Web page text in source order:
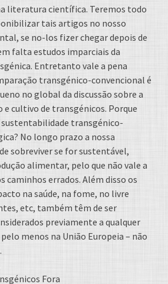
literatura científica. Teremos todo
tais artigos no nosso
se no-los fizer chegar depois de
falta estudos imparciais da
Entretanto vale a pena
transgénico-convencional é
no global da discussão sobre a
e cultivo de transgénicos. Porque
sustentabilidade transgénico-
No longo prazo a nossa
sobreviver se for sustentável,
alimentar, pelo que não vale a
caminhos errados. Além disso os
na saúde, na fome, no livre
etc, também têm de ser
previamente a qualquer
menos na União Europeia – não
Fora